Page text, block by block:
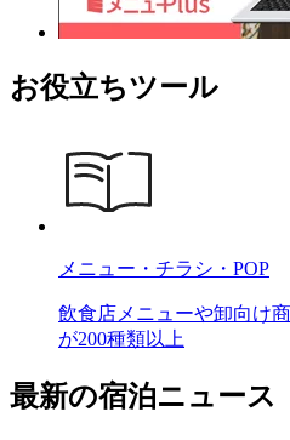
お役立ちツール
メニュー・チラシ・POP
飲食店メニューや卸向け
が200種類以上
最新の宿泊ニュース